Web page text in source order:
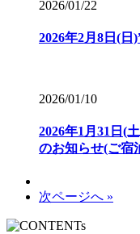
2026/01/22
2026年2月8日(
2026/01/10
2026年1月31日(
のお知らせ(ご宿
次ページへ »